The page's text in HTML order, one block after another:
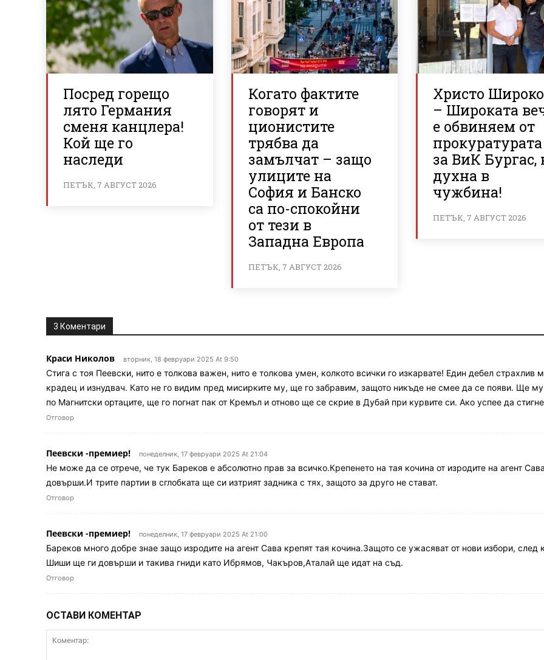
Посред горещо
лято Германия
сменя канцлера!
Кой ще го
наследи
ПЕТЪК, 7 АВГУСТ 2026
Когато фактите
говорят и
ционистите
трябва да
замълчат – защо
улиците на
София и Банско
са по-спокойни
от тези в
Западна Европа
ПЕТЪК, 7 АВГУСТ 2026
Христо
– Широката
е обвиняем от
прокуратурата
за ВиК Бургас,
духна в
чужбина!
ПЕТЪК, 7 АВГУСТ 2026
3 Коментари
Краси Николов вторник, 18 февруари 2025 At 9:50
Стига с тоя Пеевски, нито е толкова важен, нито е толкова умен, колкото всички го изкарвате! Един дебел страхлив
крадец и изнудвач. Като не го видим пред мисирките му, ще го забравим, защото никъде не смее да се появи. Ще му
по Магнитски ортаците, ще го погнат пак от Кремъл и отново ще се скрие в Дубай при курвите си. Ако успее да
Отговор
Пеевски -премиер! понеделник, 17 февруари 2025 At 21:04
Не може да се отрече, че тук Бареков е абсолютно прав за всичко.Крепенето на тая кочина от изродите на агент
довърши.И трите партии в сглобката ще си изтрият задника с тях, защото за друго не стават.
Отговор
Пеевски -премиер! понеделник, 17 февруари 2025 At 21:00
Бареков много добре знае защо изродите на агент Сава крепят тая кочина.Защото се ужасяват от нови избори, след
Шиши ще ги довърши и такива гниди като Ибрямов, Чакъров,Аталай ще идат на съд.
Отговор
ОСТАВИ КОМЕНТАР